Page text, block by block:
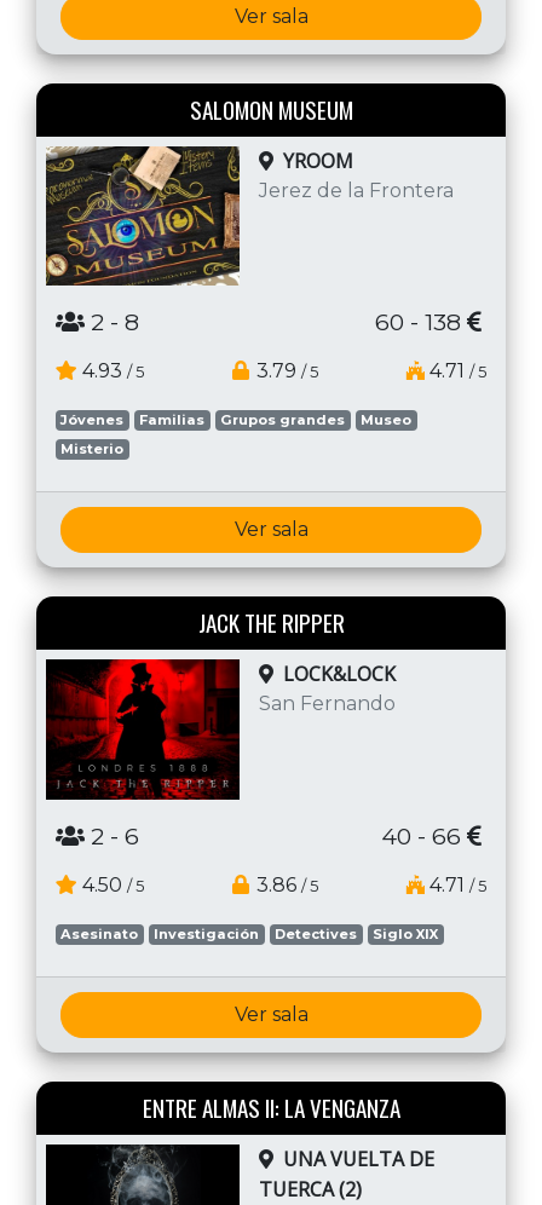
Ver sala
SALOMON MUSEUM
YROOM
Jerez de la Frontera
2 - 8 60 - 138
4.93 / 5 3.79 / 5 4.71 / 5
Jóvenes Familias Grupos grandes
Museo
Misterio
Ver sala
JACK THE RIPPER
LOCK&LOCK
San Fernando
2 - 6 40 - 66
4.50 / 5 3.86 / 5 4.71 / 5
Asesinato Investigación Detectives Siglo XIX
Ver sala
ENTRE ALMAS II: LA VENGANZA
UNA VUELTA DE
TUERCA (2)